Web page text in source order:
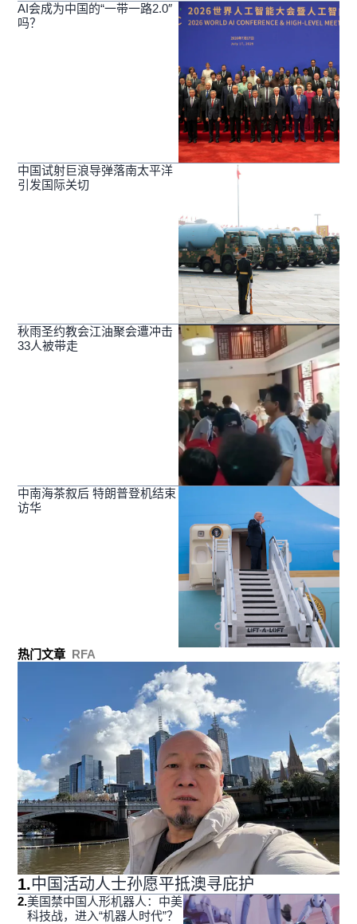
AI会成为中国的“一带一路2.0″
吗？
中国试射巨浪导弹落南太平洋
引发国际关切
秋雨圣约教会江油聚会遭冲击
33人被带走
中南海茶叙后 特朗普登机结束
访华
热门文章 RFA
1.中国活动人士孙愿平抵澳寻庇护
2.美国禁中国人形机器人：中美
科技战，进入“机器人时代”？